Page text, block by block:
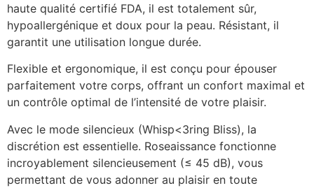
haute qualité certifié FDA, il est totalement sûr,
hypoallergénique et doux pour la peau. Résistant, il
garantit une utilisation longue durée.
Flexible et ergonomique, il est conçu pour épouser
parfaitement votre corps, offrant un confort maximal et
un contrôle optimal de l’intensité de votre plaisir.
Avec le mode silencieux (Whisp<3ring Bliss), la
discrétion est essentielle. Roseaissance fonctionne
incroyablement silencieusement (≤ 45 dB), vous
permettant de vous adonner au plaisir en toute